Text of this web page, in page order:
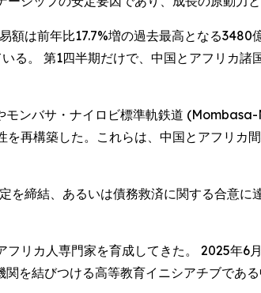
は前年比17.7%増の過去最高となる3480
る。 第1四半期だけで、中国とアフリカ
モンバサ・ナイロビ標準軌鉄道
再構築した。これらは、中国とアフリカ
締結、あるいは債務救済に関する合意
リカ人専門家を育成してきた。 2025年6
を結びつける高等教育イニシアチブであ